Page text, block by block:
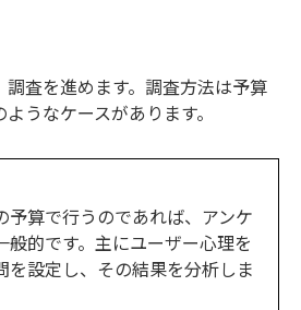
査を進めます。調査方法は予算
うなケースがあります。
予算で行うのであれば、アンケ
般的です。主にユーザー心理を
を設定し、その結果を分析しま